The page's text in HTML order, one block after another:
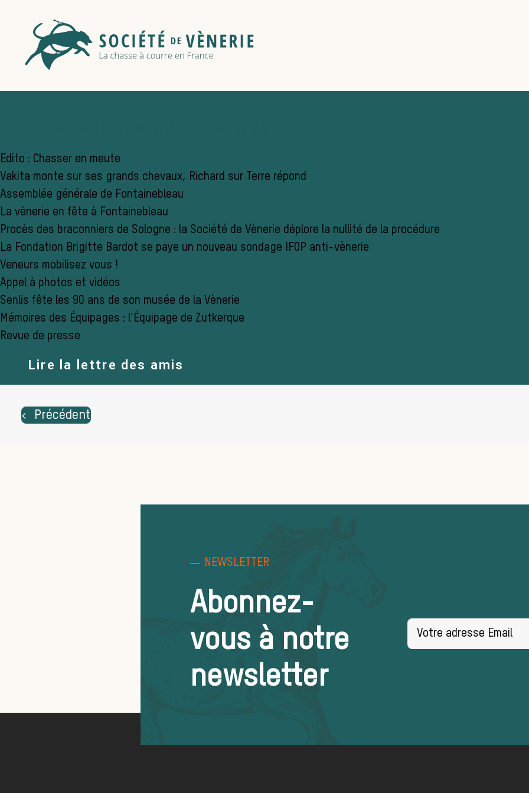
Edito : Chasser en meute
Vakita monte sur ses grands chevaux, Richard sur Terre répond
Assemblée générale de Fontainebleau
La vènerie en fête à Fontainebleau
Procès des braconniers de Sologne : la Société de Vènerie déplore la nullité de la procédure
La Fondation Brigitte Bardot se paye un nouveau sondage IFOP anti-vènerie
Veneurs mobilisez vous !
Appel à photos et vidéos
Senlis fête les 90 ans de son musée de la Vènerie
Mémoires des Équipages : l’Équipage de Zutkerque
Revue de presse
Lire la lettre des amis
Précédent
NEWSLETTER
Abonnez-
vous à notre
newsletter